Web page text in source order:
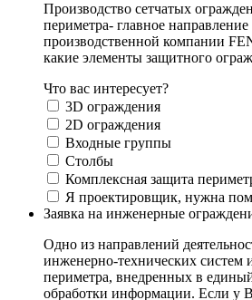
Производство сетчатых
периметра- главное направление
производственной компании
какие элементы защитного
Что вас интересует?
3D ограждения
2D ограждения
Входные группы
Столбы
Комплексная защита
Я проектировщик, нужна
Заявка на инженерные
Одно из направлений
инженерно-технических систем
периметра, внедренных в
обработки информации. Если у